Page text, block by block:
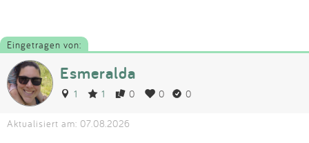
Eingetragen von:
Esmeralda
1 1 0 0 0
Aktualisiert am: 07.08.2026